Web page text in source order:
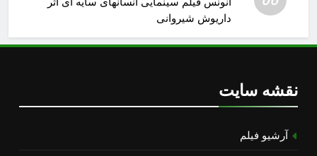
داریوش شیروانی
نقشه سایت
آرشیو فیلم